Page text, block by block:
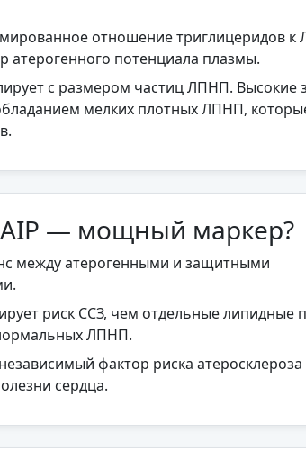
отношение триглицеридов к
потенциала плазмы.
с размером частиц ЛПНП. Высокие
мелких плотных ЛПНП,
— мощный маркер?
между атерогенными и защитными
риск ССЗ, чем отдельные липидные
ЛПНП.
фактор риска атеросклероза
сердца.